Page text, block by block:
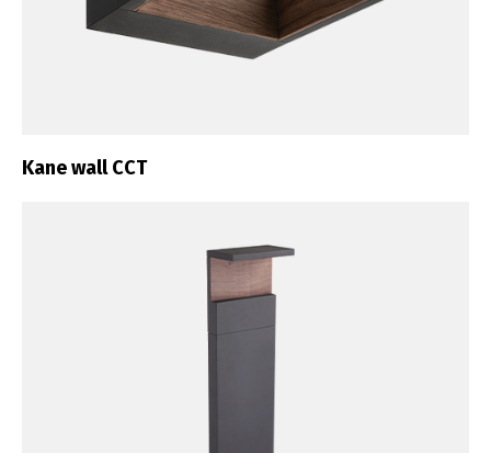
Kane wall CCT